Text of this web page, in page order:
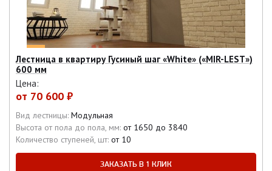
Лестница в квартиру Гусиный шаг «White» («MIR-LEST»)
600 мм
Цена:
от 70 600 ₽
Вид лестницы: Модульная
Высота от пола до пола, мм: от 1650 до 3840
Количество ступеней, шт: от 10
ЗАКАЗАТЬ В 1 КЛИК